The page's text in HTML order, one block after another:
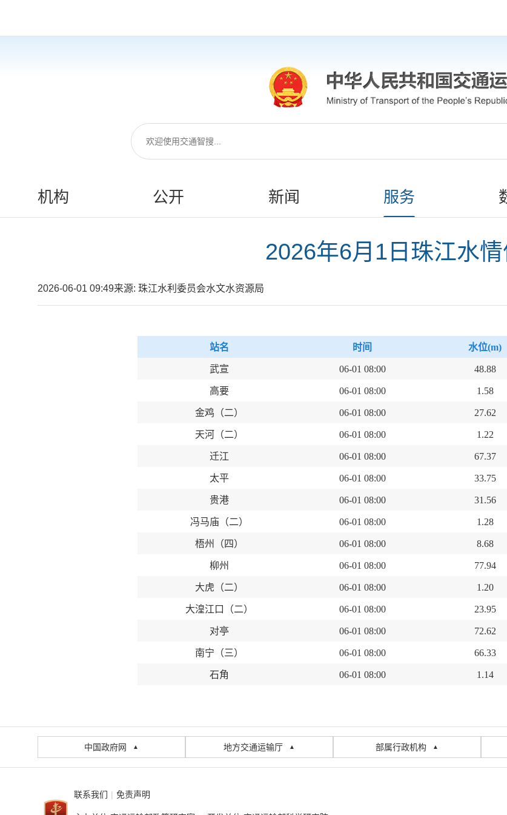
机构 公开 新闻 服务
2026年6月1日珠江水
2026-06-01 09:49来源: 珠江水利委员会水文水资源局
站名 时间 水位(m)
武宣 06-01 08:00 48.88
高要 06-01 08:00 1.58
金鸡（二） 06-01 08:00 27.62
天河（二） 06-01 08:00 1.22
迁江 06-01 08:00 67.37
太平 06-01 08:00 33.75
贵港 06-01 08:00 31.56
冯马庙（二） 06-01 08:00 1.28
梧州（四） 06-01 08:00 8.68
柳州 06-01 08:00 77.94
大虎（二） 06-01 08:00 1.20
大湟江口（二） 06-01 08:00 23.95
对亭 06-01 08:00 72.62
南宁（三） 06-01 08:00 66.33
石角 06-01 08:00 1.14
中国政府网 ▲ 地方交通运输厅 ▲ 部属行政机构 ▲
联系我们 | 免责声明